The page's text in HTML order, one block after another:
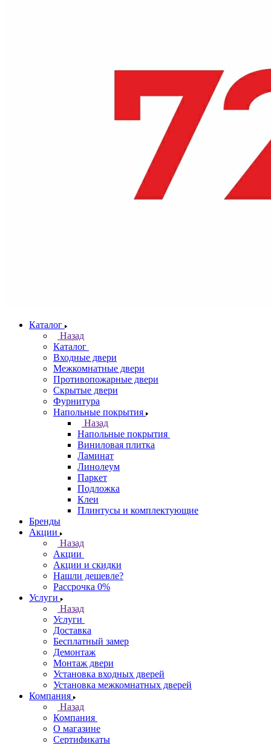
Каталог
Назад
Каталог
Входные двери
Межкомнатные двери
Противопожарные двери
Скрытые двери
Фурнитура
Напольные покрытия
Назад
Напольные покрытия
Виниловая плитка
Ламинат
Линолеум
Паркет
Подложка
Клеи
Плинтусы и комплектующие
Бренды
Акции
Назад
Акции
Акции и скидки
Нашли дешевле?
Рассрочка 0%
Услуги
Назад
Услуги
Доставка
Бесплатный замер
Демонтаж
Монтаж двери
Установка входных дверей
Установка межкомнатных дверей
Компания
Назад
Компания
О магазине
Сертификаты